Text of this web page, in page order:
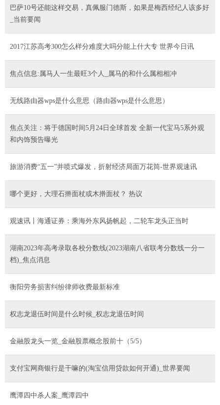
巴萨10号还能这样交易，真佩服门德斯，如果是梅西经纪人该多好
_当前要闻
2017江苏高考300怎么样分难度大吗分能上什大专 世界今日讯
焦点信息:属马人一生最旺3个人_属马的和什么属相相冲
无线路由器wps是什么意思（路由器wps是什么意思）
焦点关注：将于德国时间5月24日全球首发 全新一代宝马5系外观
和内饰预告曝光
旅游消费“五一”井喷式爆发，折射经济局面万花筒-世界观速讯
哪个更好，大理石擀面杖或木擀面杖？ 热议
观速讯丨海通证券：乘海外东风扬帆起，二轮车龙头正当时
湖南2023年高考录取各校分数线(2023湖南八省联考分数线一分一
档)_焦点消息
衡阳劳务损害纠纷律师收费最新标准
权志龙退伍时间是什么时候_权志龙退伍时间
金融股龙头一览_金融股票概念股前十（5/5）
支付宝网商银行是干嘛的(淘宝信用贷款如何开通)_世界要闻
鹰潭四中杀人案_鹰潭四中